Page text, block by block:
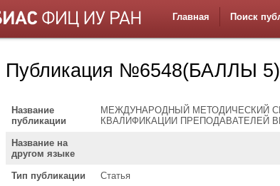
Главная Поиск
Публикация №6548(БАЛЛЫ 5)
Название
публикации
МЕЖДУНАРОДНЫЙ МЕТОДИЧЕСКИЙ
КВАЛИФИКАЦИИ ПРЕПОДАВАТЕЛЕЙ
Название на
другом языке
Тип публикации Статья